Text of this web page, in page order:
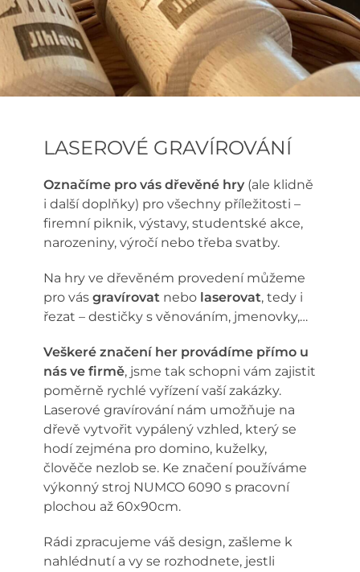
LASEROVÉ GRAVÍROVÁNÍ
Označíme pro vás dřevěné hry (ale klidně
i další doplňky) pro všechny příležitosti –
firemní piknik, výstavy, studentské akce,
narozeniny, výročí nebo třeba svatby.
Na hry ve dřevěném provedení můžeme
pro vás gravírovat nebo laserovat, tedy i
řezat – destičky s věnováním, jmenovky,…
Veškeré značení her provádíme přímo u
nás ve firmě, jsme tak schopni vám zajistit
poměrně rychlé vyřízení vaší zakázky.
Laserové gravírování nám umožňuje na
dřevě vytvořit vypálený vzhled, který se
hodí zejména pro domino, kuželky,
člověče nezlob se. Ke značení používáme
výkonný stroj NUMCO 6090 s pracovní
plochou až 60x90cm.
Rádi zpracujeme váš design, zašleme k
nahlédnutí a vy se rozhodnete, jestli